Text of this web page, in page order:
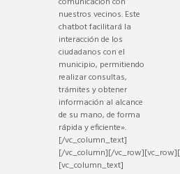
nuestros vecinos. Este
chatbot facilitará la
interacción de los
ciudadanos con el
municipio, permitiendo
realizar consultas,
trámites y obtener
información al alcance
de su mano, de forma
rápida y eficiente».
[/vc_column_text]
[/vc_column][/
[vc_column_text]